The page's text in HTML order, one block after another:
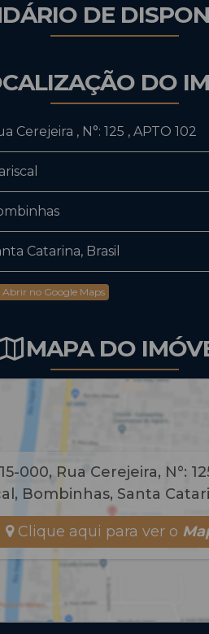
DE
DO
Cerejeira , N°: 125 , APTO 102
Catarina, Brasil
Abrir no Google Maps
MAPA DO
000, Rua Cerejeira, N°:
, Bombinhas, Santa
Clique aqui para ver o